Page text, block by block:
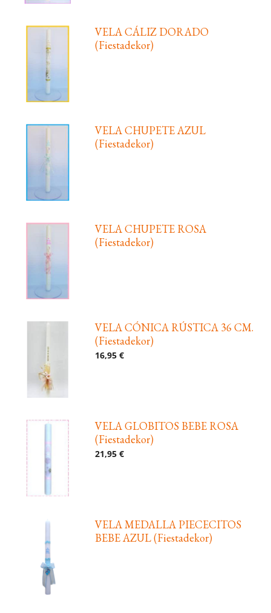
VELA CÁLIZ DORADO
(Fiestadekor)
VELA CHUPETE AZUL
(Fiestadekor)
VELA CHUPETE ROSA
(Fiestadekor)
VELA CÓNICA RÚSTICA 36 CM.
(Fiestadekor)
16,95 €
VELA GLOBITOS BEBE ROSA
(Fiestadekor)
21,95 €
VELA MEDALLA PIECECITOS
BEBE AZUL (Fiestadekor)